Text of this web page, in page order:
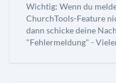
Wichtig: Wenn du
ChurchTools-Feature
dann schicke deine
"Fehlermeldung" -